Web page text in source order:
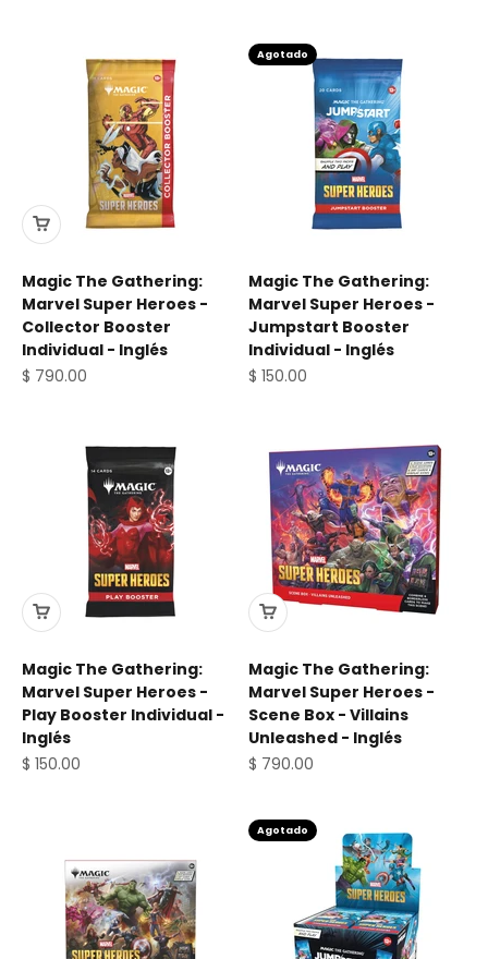
Magic The Gathering:
Marvel Super Heroes -
Collector Booster
Individual - Inglés
Precio de oferta
$ 790.00
Agotado
Magic The Gathering:
Marvel Super Heroes -
Jumpstart Booster
Individual - Inglés
Precio de oferta
$ 150.00
Magic The Gathering:
Marvel Super Heroes -
Play Booster Individual -
Inglés
Precio de oferta
$ 150.00
Magic The Gathering:
Marvel Super Heroes -
Scene Box - Villains
Unleashed - Inglés
Precio de oferta
$ 790.00
Agotado